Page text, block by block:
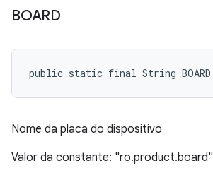
BOARD
public static final String BOARD
Nome da placa do dispositivo
Valor da constante: "ro.product.board"